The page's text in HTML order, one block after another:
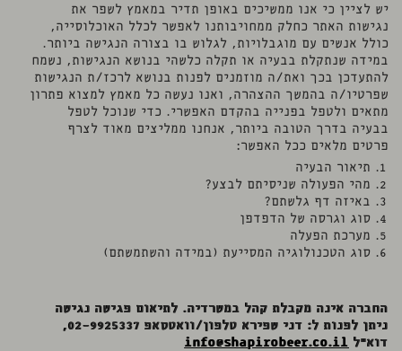
יש לציין כי אנו ממשיכים באופן תדיר במאמץ לשפר את
נגישות האתר כחלק ממחויבותנו לאפשר לכלל האוכלוסייה,
כולל אנשים עם מוגבלויות, לגלוש בו בצורה הנגישה ביותר.
במידה שנתקלת בבעיה או תקלה כלשהי בנושא הנגישות, נשמח
להתעדכן בכך ואת/ה מוזמנים לפנות בנושא לרכז/ת הנגישות
שפרטיו/ה בהמשך ההצהרה, ואנו נעשה כל מאמץ למצוא פתרון
מתאים ולטפל בפנייה בהקדם האפשרי. כדי שנוכל לטפל
בבעיה בדרך הטובה ביותר, אנחנו ממליצים מאוד לצרף
פרטים מלאים ככל האפשר:
תיאור הבעיה
מהי הפעולה שניסיתם לבצע?
באיזה דף גלשתם?
סוג וגרסה של הדפדפן
מערכת הפעלה
סוג הטכנולוגיה המסייעת (במידה והשתמשתם)
החברה אינה מקבלת קהל במשרדיה. לתיאום פגישה נגישה
ניתן לפנות ל: דני שפירא טלפון/וואטסאפ 02-9925337,
דוא"ל info@shapirobeer.co.il